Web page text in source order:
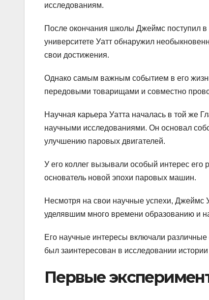
исследованиям.
После окончания школы Джеймс поступил в
университете Уатт обнаружил
свои достижения.
Однако самым важным событием в его
передовыми товарищами и совместно
Научная карьера Уатта началась в той же
научными исследованиями. Он основал
улучшению паровых двигателей.
У его коллег вызывали особый интерес его
основатель новой эпохи паровых машин.
Несмотря на свои научные успехи, Джеймс
уделявшим много времени образованию и
Его научные интересы включали различные
был заинтересован в исследовании
Первые